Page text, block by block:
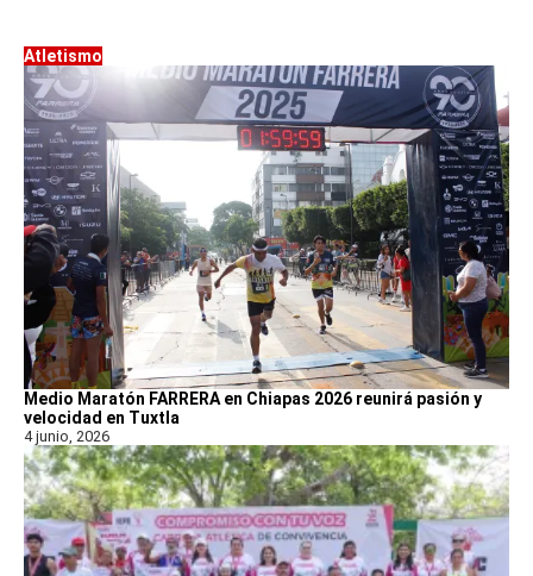
Atletismo
Medio Maratón FARRERA en Chiapas 2026 reunirá pasión y
velocidad en Tuxtla
4 junio, 2026